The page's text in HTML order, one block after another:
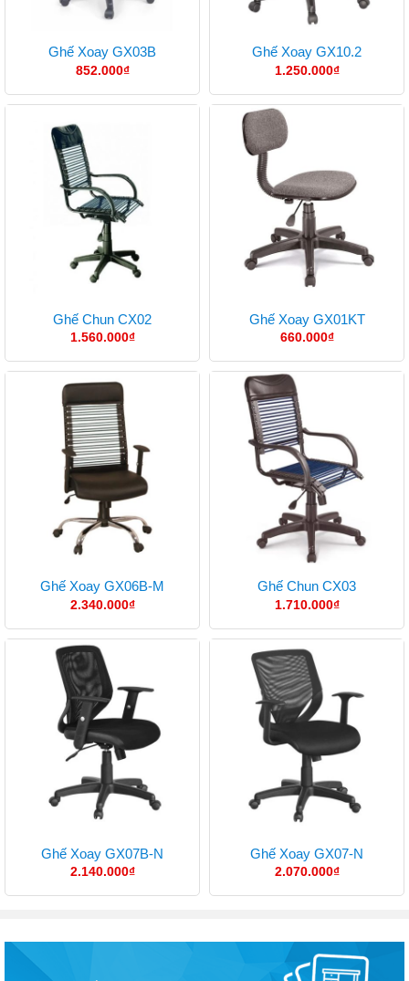
Ghế Xoay GX03B
852.000₫
Ghế Xoay GX10.2
1.250.000₫
Ghế Chun CX02
1.560.000₫
Ghế Xoay GX01KT
660.000₫
Ghế Xoay GX06B-M
2.340.000₫
Ghế Chun CX03
1.710.000₫
Ghế Xoay GX07B-N
2.140.000₫
Ghế Xoay GX07-N
2.070.000₫